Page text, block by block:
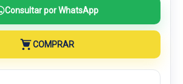
Consultar por WhatsApp
COMPRAR